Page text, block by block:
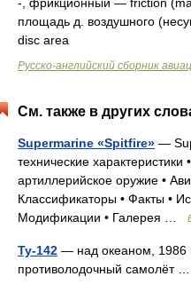
площадь д. воздушного
disc area
Русско-английский сборник
См. также в других
Supermarine «Spitfire» —
технические характеристики
артиллерийское оружие •
Классификаторы • Факты •
Модификации • Галерея …
Ту-142 — над океаном, 1986
противолодочный самолёт